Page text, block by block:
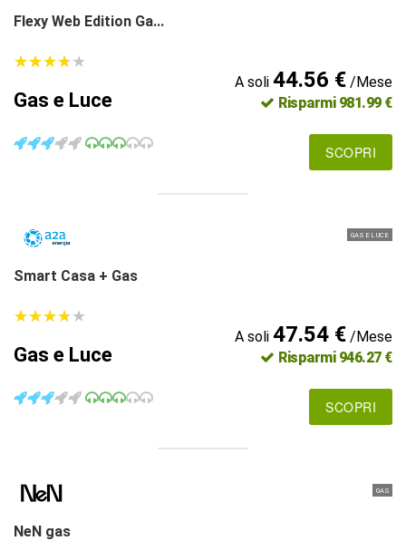
Flexy Web Edition Ga...
★★★★★
★★★★★
Gas e Luce
A soli 44.56 €/Mese
Risparmi 981.99 €
SCOPRI
GAS E LUCE
Smart Casa + Gas
★★★★★
★★★★★
Gas e Luce
A soli 47.54 €/Mese
Risparmi 946.27 €
SCOPRI
GAS
NeN gas